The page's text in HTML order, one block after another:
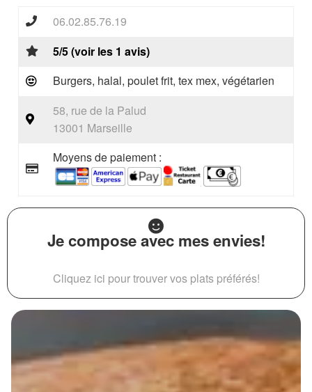
06.02.85.76.19
5/5 (voir les 1 avis)
Burgers, halal, poulet frit, tex mex, végétarien
58, rue de la Palud
13001 Marseille
Moyens de paiement :
Je compose avec mes envies!
Cliquez ici pour trouver vos plats préférés!